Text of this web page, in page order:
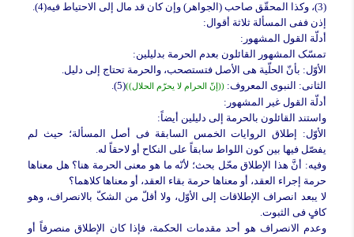
(3)، وکذا المحقّق صاحب (الجواهر) وإن کان قد مال إلى الاحتیاط فیه(4).
إذن ففی المسألة ثلاثة أقوال:
أدلّة القول المشهور:
تمسّک المشهور القائلون بعدم الحرمة بدلیلین:
الأوّل: بأنّ الحلّیة هی الأصل فتستصحب، والحرمة تحتاج إلى دلیل.
الثانی: النبوی المعروف: ((إنّ الحرام لا یحرّم الحلال))(5).
أدلّة القول غیر المشهور:
واستند القائلون بالحرمة إلى دلیلین أیضاً:
الأوّل: إطلاق الروایات الخمس السابقة فی أصل المسألة؛ حیث لم
یفصّل فیها بین کون اللواط سابقاً على النکاح أو لاحقاً له.
وفیه: أنَّ هذا الإطلاق محّل بحث؛ لأنّه ما هو معنى الحرمة هنا؟ هل معناها
حرمة إجراء العقد، أو معناها حرمة بقاء العقد، أو معناها کلاهما؟
لا یبعد انصراف الإطلاقات إلى الأوّل، ولا أقلّ من الشکّ بالانصراف، وهو
کافٍِ فی الثبوت.
وعدم الانصراف هو أحد مقدمات الحکمة، فإذا کان الإطلاق منصرفاً أو